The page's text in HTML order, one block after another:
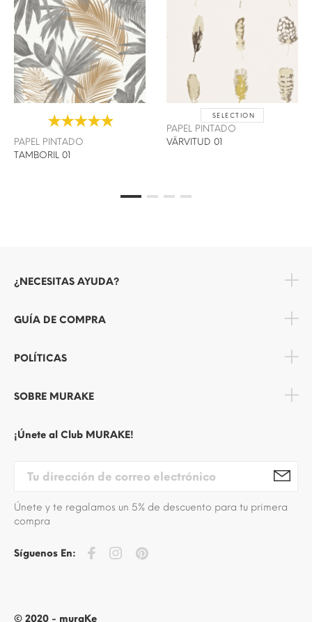
PAPEL PINTADO
TAMBORIL 01
SELECTION
PAPEL PINTADO
VÄRVITUD 01
¿NECESITAS AYUDA?
GUÍA DE COMPRA
POLÍTICAS
SOBRE MURAKE
¡Únete al Club MURAKE!
Únete y te regalamos un 5% de descuento para tu primera
compra
Síguenos En:
© 2020 - muraKe